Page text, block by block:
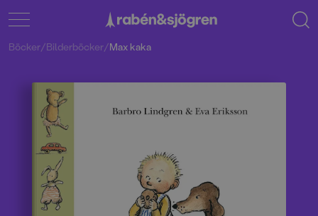
Böcker/Bilderböcker/Max kaka